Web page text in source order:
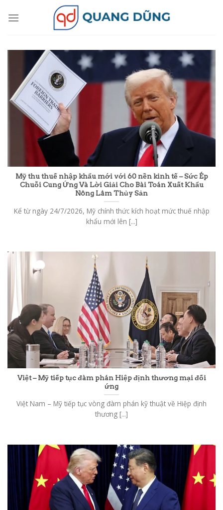
Mỹ thu thuế nhập khẩu mới với 60 nền kinh tế – Sức Ép
Chuỗi Cung Ứng Và Lời Giải Cho Bài Toán Xuất Khẩu
Nông Lâm Thủy Sản
Kể từ ngày 24/7/2026, Mỹ chính thức kích hoạt mức thuế nhập
khẩu mới lên [...]
Việt – Mỹ tiếp tục đàm phán Hiệp định thương mại đối
ứng
Việt Nam – Mỹ tiếp tục vòng đàm phán kỹ thuật về Hiệp định
thương [...]